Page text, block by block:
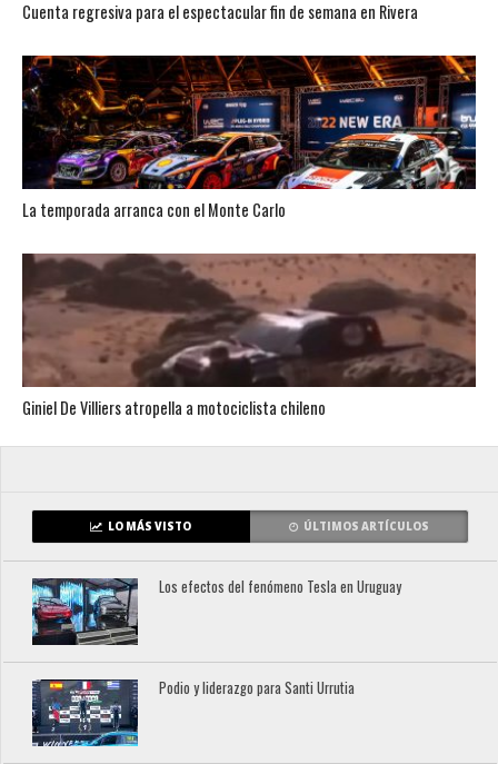
Cuenta regresiva para el espectacular fin de semana en Rivera
La temporada arranca con el Monte Carlo
Giniel De Villiers atropella a motociclista chileno
LO MÁS VISTO ÚLTIMOS ARTÍCULOS
Los efectos del fenómeno Tesla en Uruguay
Podio y liderazgo para Santi Urrutia